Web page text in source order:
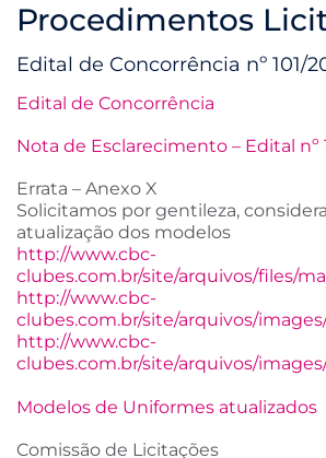
Procedimentos
Edital de Concorrência nº 101/
Edital de Concorrência
Nota de Esclarecimento – Edital nº
Errata – Anexo X
Solicitamos por gentileza,
atualização dos modelos
http://www.cbc-
clubes.com.br/site/arquivos/files/
http://www.cbc-
clubes.com.br/site/arquivos/
http://www.cbc-
clubes.com.br/site/arquivos/
Modelos de Uniformes atualizados
Comissão de Licitações